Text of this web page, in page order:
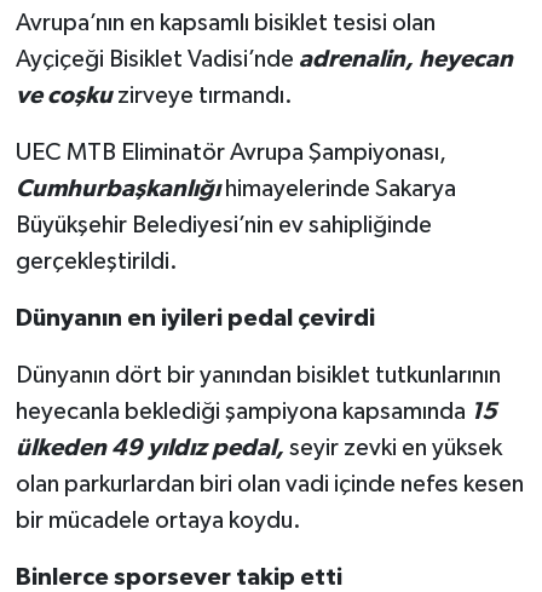
Avrupa’nın en kapsamlı bisiklet tesisi olan
Ayçiçeği Bisiklet Vadisi’nde adrenalin, heyecan
ve coşkuzirveye tırmandı.
UEC MTB Eliminatör Avrupa Şampiyonası,
Cumhurbaşkanlığıhimayelerinde Sakarya
Büyükşehir Belediyesi’nin ev sahipliğinde
gerçekleştirildi.
Dünyanın en iyileri pedal çevirdi
Dünyanın dört bir yanından bisiklet tutkunlarının
heyecanla beklediği şampiyona kapsamında 15
ülkeden 49 yıldız pedal, seyir zevki en yüksek
olan parkurlardan biri olan vadi içinde nefes kesen
bir mücadele ortaya koydu.
Binlerce sporsever takip etti